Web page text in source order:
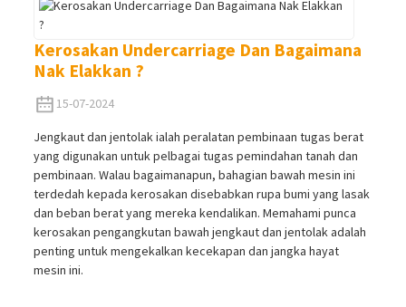
Kerosakan Undercarriage Dan Bagaimana
Nak Elakkan ?
15-07-2024
Jengkaut dan jentolak ialah peralatan pembinaan tugas berat
yang digunakan untuk pelbagai tugas pemindahan tanah dan
pembinaan. Walau bagaimanapun, bahagian bawah mesin ini
terdedah kepada kerosakan disebabkan rupa bumi yang lasak
dan beban berat yang mereka kendalikan. Memahami punca
kerosakan pengangkutan bawah jengkaut dan jentolak adalah
penting untuk mengekalkan kecekapan dan jangka hayat
mesin ini.